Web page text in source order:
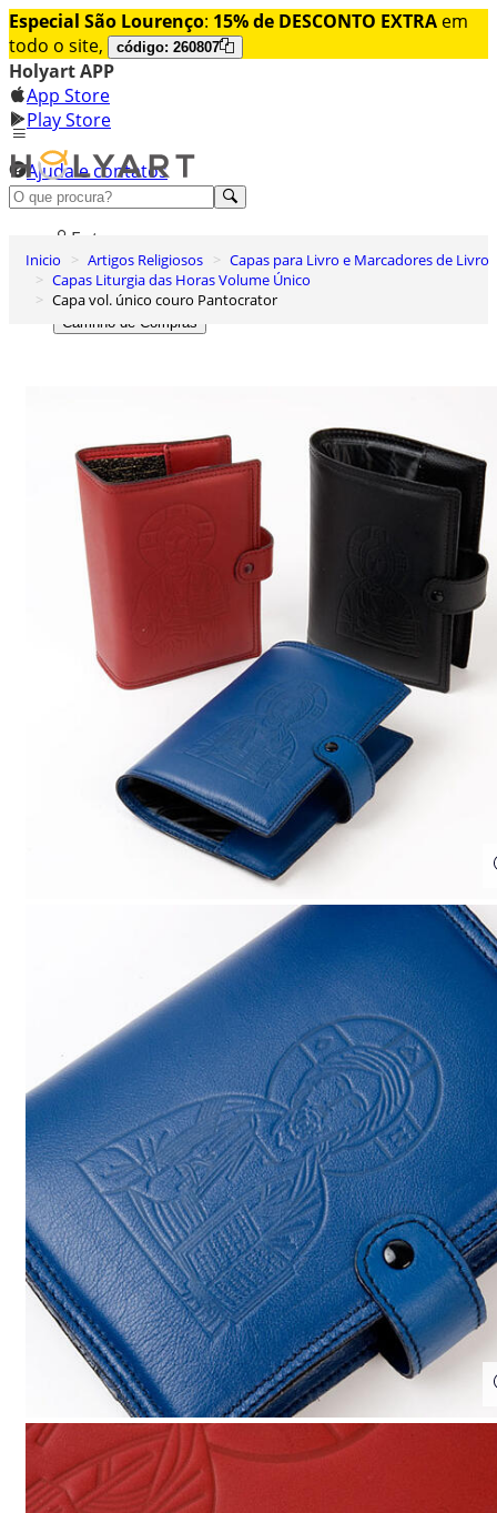
Especial São Lourenço: 15% de DESCONTO EXTRA em
todo o site,
código: 260807
Holyart APP
App Store
Play Store
Ajuda e contatos
Conheça premium
Entrar
Lista de Desejos
0
Carrinho de Compras
Inicio Artigos Religiosos
Capas para Livro e Marcadores de Livro
Capas Liturgia das Horas Volume Único
Capa vol. único couro Pantocrator